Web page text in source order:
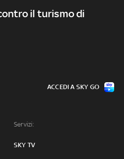
il turismo di
Servizi:
SKY TV
ACCEDI A SKY GO